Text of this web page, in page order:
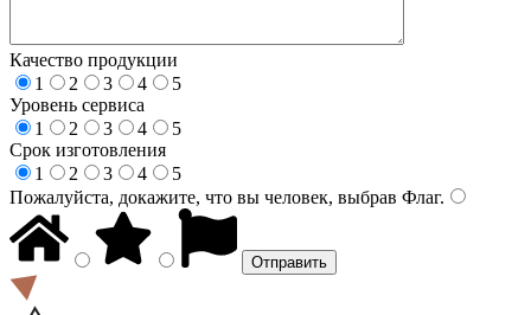
Качество продукции
1
2 3 4
5
Уровень сервиса
1
2 3 4
5
Срок изготовления
1
2 3 4
5
Пожалуйста, докажите, что вы человек, выбрав Флаг.